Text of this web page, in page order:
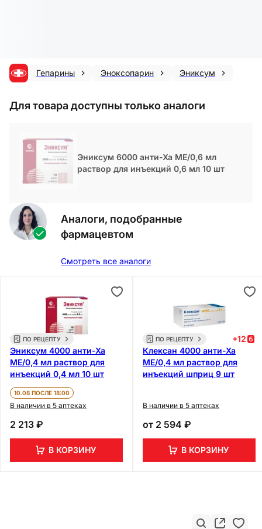
Гепарины Эноксопарин Эниксум
Для товара доступны только аналоги
Эниксум 6000 анти-Ха МЕ/0,6 мл
раствор для инъекций 0,6 мл 10 шт
Аналоги, подобранные
фармацевтом
Смотреть все аналоги
ПО РЕЦЕПТУ
Эниксум 4000 анти-Ха
МЕ/0,4 мл раствор для
инъекций 0,4 мл 10 шт
10.08 ПОСЛЕ 18:00
В наличии в 5 аптеках
2 213 ₽
В КОРЗИНУ
ПО РЕЦЕПТУ +12
Клексан 4000 анти-Ха
МЕ/0,4 мл раствор для
инъекций шприц 9 шт
В наличии в 5 аптеках
от 2 594 ₽
В КОРЗИНУ